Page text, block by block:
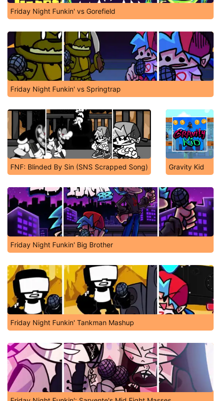
Friday Night Funkin' vs Gorefield
Friday Night Funkin' vs Springtrap
FNF: Blinded By Sin (SNS Scrapped Song) Gravity Kid
Friday Night Funkin' Big Brother
Friday Night Funkin' Tankman Mashup